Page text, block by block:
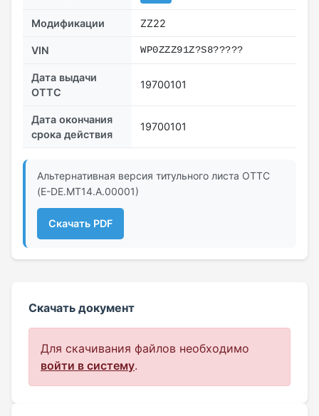
Модификации ZZ22
VIN WP0ZZZ91Z?S8?????
Дата выдачи
ОТТС
19700101
Дата окончания
срока действия
19700101
Альтернативная версия титульного листа ОТТС
(Е-DE.МТ14.А.00001)
Скачать PDF
Скачать документ
Для скачивания файлов необходимо
войти в систему.